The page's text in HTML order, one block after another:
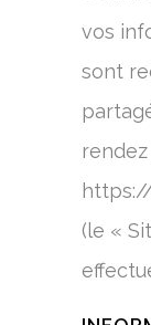
vos
sont
(le «